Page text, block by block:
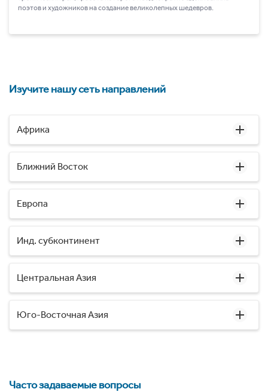
поэтов и художников на создание великолепных шедевров.
Изучите нашу сеть направлений
Африка
Ближний Восток
Европа
Инд. субконтинент
Центральная Азия
Юго-Восточная Азия
Часто задаваемые вопросы